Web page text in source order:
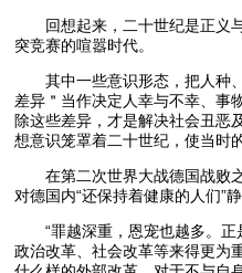
回想起来，二十世纪是正义
突竞赛的喧嚣时代。
其中一些意识形态，把人种
差异＂当作决定人幸与不幸、事
除这些差异，才是解决社会丑恶
想意识笼罩着二十世纪，使当时
在第二次世界大战德国战败
对德国内“还保持着健康的人们”
“罪越深重，恩宠也越多。正
政治改革、社会改革等来得更为